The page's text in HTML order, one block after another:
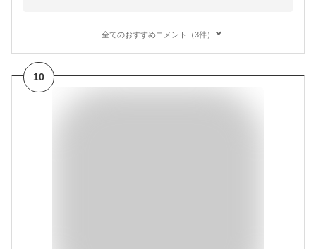
全てのおすすめコメント（3件）
10